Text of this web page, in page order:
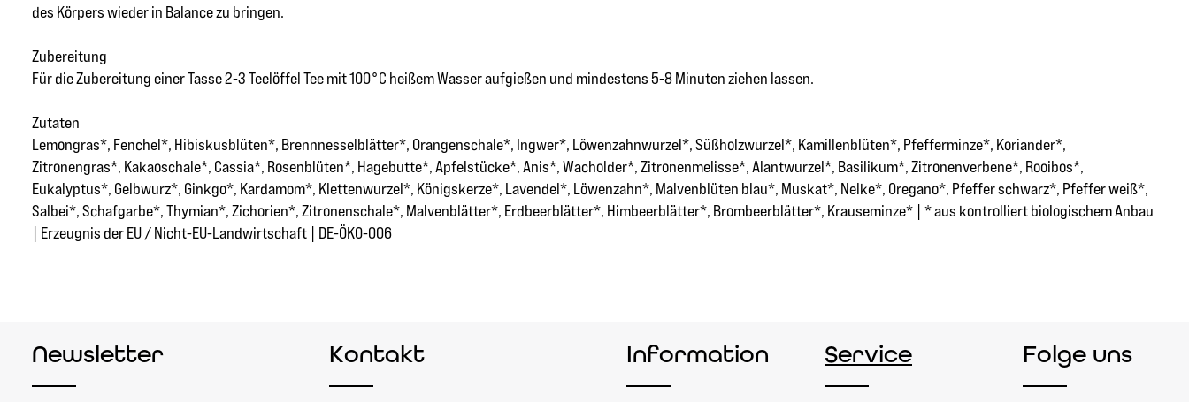
des Körpers wieder in Balance zu bringen.
Zubereitung
Für die Zubereitung einer Tasse 2-3 Teelöffel Tee mit 100°C heißem Wasser aufgießen und mindestens 5-8 Minuten ziehen lassen.
Zutaten
Lemongras*, Fenchel*, Hibiskusblüten*, Brennnesselblätter*, Orangenschale*, Ingwer*, Löwenzahnwurzel*, Süßholzwurzel*, Kamillenblüten*, Pfefferminze*, Koriander*,
Zitronengras*, Kakaoschale*, Cassia*, Rosenblüten*, Hagebutte*, Apfelstücke*, Anis*, Wacholder*, Zitronenmelisse*, Alantwurzel*, Basilikum*, Zitronenverbene*, Rooibos*,
Eukalyptus*, Gelbwurz*, Ginkgo*, Kardamom*, Klettenwurzel*, Königskerze*, Lavendel*, Löwenzahn*, Malvenblüten blau*, Muskat*, Nelke*, Oregano*, Pfeffer schwarz*, Pfeffer weiß*,
Salbei*, Schafgarbe*, Thymian*, Zichorien*, Zitronenschale*, Malvenblätter*, Erdbeerblätter*, Himbeerblätter*, Brombeerblätter*, Krauseminze* | * aus kontrolliert biologischem Anbau
| Erzeugnis der EU / Nicht-EU-Landwirtschaft | DE-ÖKO-006
Newsletter Kontakt Information Service Folge uns